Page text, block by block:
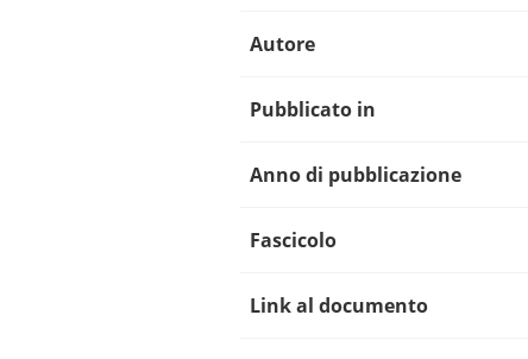
Autore
Pubblicato in
Anno di pubblicazione
Fascicolo
Link al documento